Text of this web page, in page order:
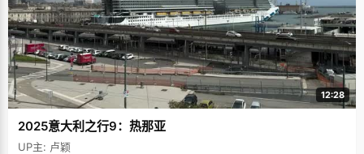
12:28
2025意大利之行9：热那亚
UP主: 卢颖